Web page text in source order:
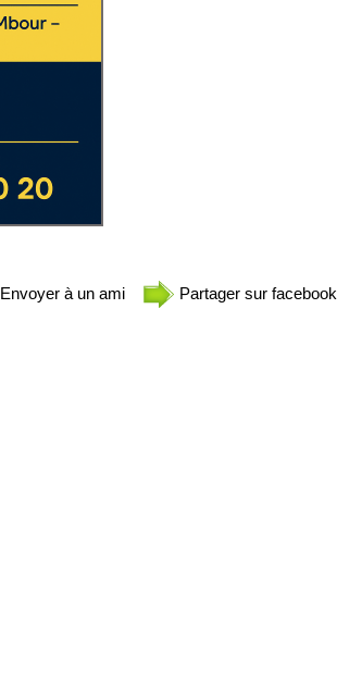
Envoyer à un ami Partager sur facebook